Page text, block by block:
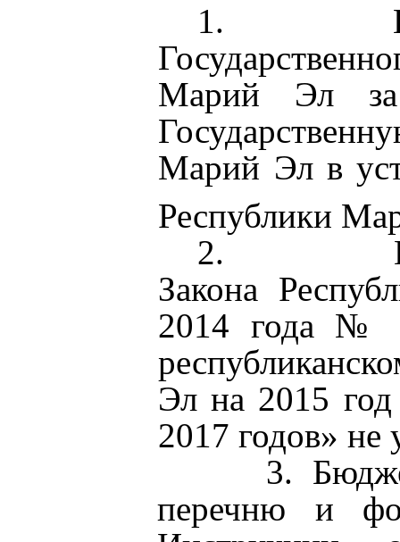
1.
Марий Эл за
Марий Эл в
Республики
2.
Закона
2014 года №
Эл на 2015
2017 годов» не
3.
перечню и